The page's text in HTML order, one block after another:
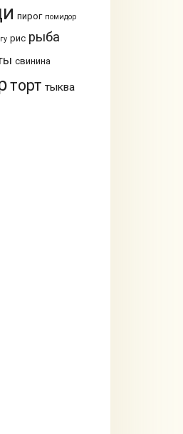
пирог помидор
рис рыба
свинина
торт тыква